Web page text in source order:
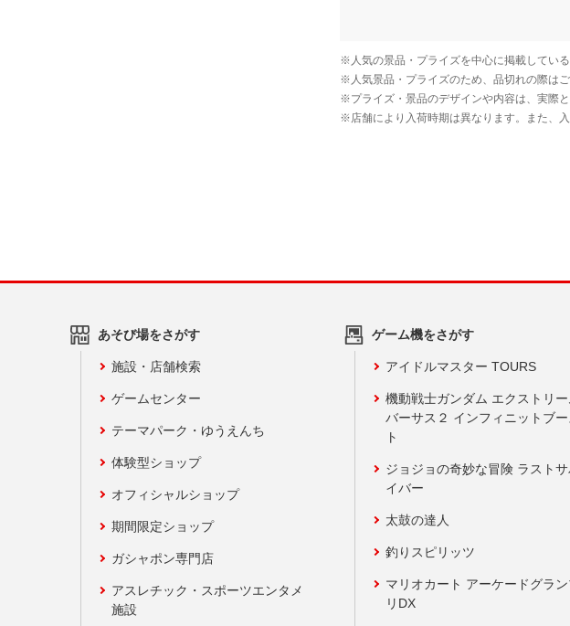
あそび場をさがす
施設・店舗検索
ゲームセンター
テーマパーク・ゆうえんち
体験型ショップ
オフィシャルショップ
期間限定ショップ
ガシャポン専門店
アスレチック・スポーツエンタメ
施設
ゲーム機をさがす
アイドルマスター TOURS
機動戦士ガンダム エクストリー
バーサス２ インフィニットブー
ト
ジョジョの奇妙な冒険 ラスト
イバー
太鼓の達人
釣りスピリッツ
マリオカート アーケードグラ
リDX